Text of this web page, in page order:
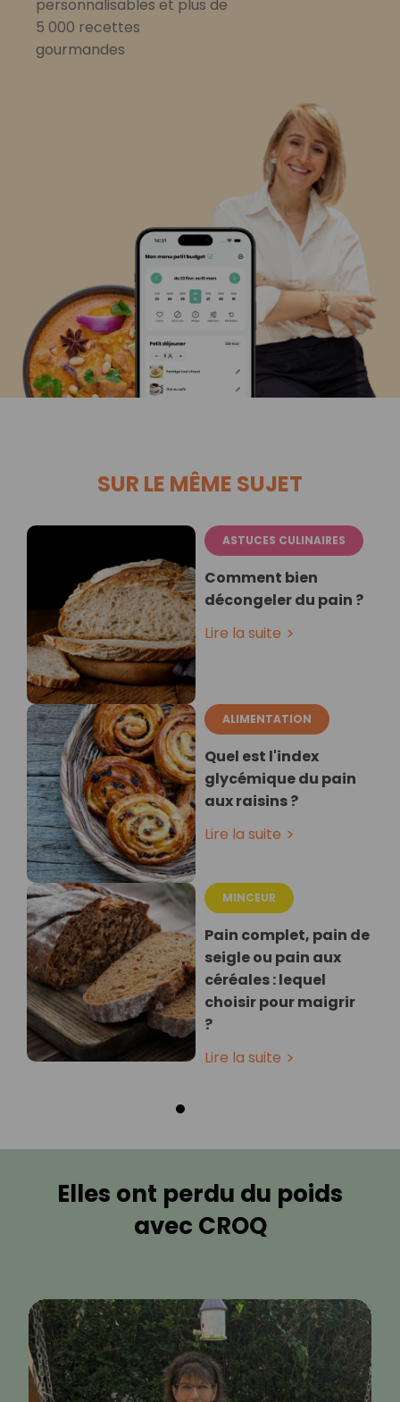
personnalisables et plus de
5 000 recettes
gourmandes
SUR LE MÊME SUJET
ASTUCES CULINAIRES
Comment bien
décongeler du pain ?
Lire la suite
ALIMENTATION
Quel est l'index
glycémique du pain
aux raisins ?
Lire la suite
MINCEUR
Pain complet, pain de
seigle ou pain aux
céréales : lequel
choisir pour maigrir
?
Lire la suite
Elles ont perdu du poids
avec CROQ